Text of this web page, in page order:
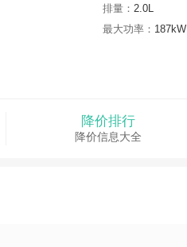
排量： 2.0L
最大功率： 187kW
降价排行
降价信息大全